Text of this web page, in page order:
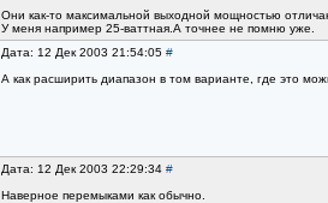
Они как-то максимальной выходной мощностью
У меня например 25-ваттная.А точнее не помню уже.
Дата: 12 Дек 2003 21:54:05 #
А как расширить диапазон в том варианте, где это
Дата: 12 Дек 2003 22:29:34 #
Наверное перемыками как обычно.